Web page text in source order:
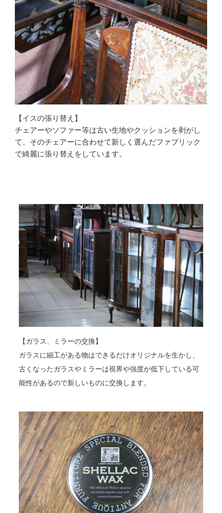
【イスの張り替え】
チェアーやソファー等は古い生地やクッションを剥がし
て、そのチェアーに合わせて新しく選んだファブリック
で綺麗に張り替えをしています。
【ガラス、ミラーの交換】
ガラスに細工がある物はできるだけオリジナルを生かし、
古くなったガラスやミラーは視界や強度が低下している可
能性があるので新しいものに交換します。